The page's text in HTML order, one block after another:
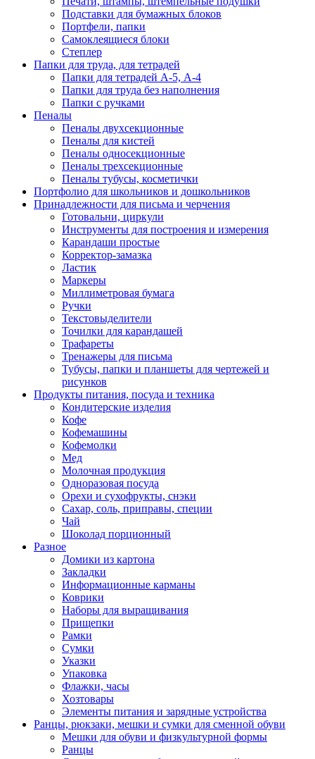
Подставки для бумажных блоков
Портфели, папки
Самоклеящиеся блоки
Степлер
Папки для труда, для тетрадей
Папки для тетрадей А-5, А-4
Папки для труда без наполнения
Папки с ручками
Пеналы
Пеналы двухсекционные
Пеналы для кистей
Пеналы односекционные
Пеналы трехсекционные
Пеналы тубусы, косметички
Портфолио для школьников и дошкольников
Принадлежности для письма и черчения
Готовальни, циркули
Инструменты для построения и измерения
Карандаши простые
Корректор-замазка
Ластик
Маркеры
Миллиметровая бумага
Ручки
Текстовыделители
Точилки для карандашей
Трафареты
Тренажеры для письма
Тубусы, папки и планшеты для чертежей и
рисунков
Продукты питания, посуда и техника
Кондитерские изделия
Кофе
Кофемашины
Кофемолки
Мед
Молочная продукция
Одноразовая посуда
Орехи и сухофрукты, снэки
Сахар, соль, приправы, специи
Чай
Шоколад порционный
Разное
Домики из картона
Закладки
Информационные карманы
Коврики
Наборы для выращивания
Прищепки
Рамки
Сумки
Указки
Упаковка
Флажки, часы
Хозтовары
Элементы питания и зарядные устройства
Ранцы, рюкзаки, мешки и сумки для сменной обуви
Мешки для обуви и физкультурной формы
Ранцы